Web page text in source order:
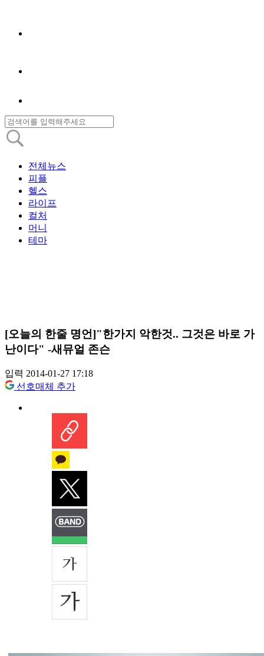
전체뉴스
피플
헬스
라이프
컬처
머니
테마
[오늘의 한줄 명언]"한가지 악한것.. 그것은 바로 가
난이다" -새뮤얼 존슨
입력 2014-01-27 17:18
선호매체 추가